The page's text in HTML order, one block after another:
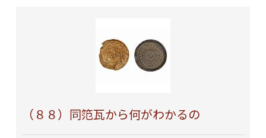
（８８）同笵瓦から何がわかるの